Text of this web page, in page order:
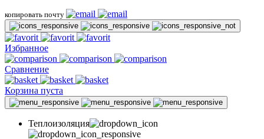
копировать почту
Избранное
Сравнение
Корзина пуста
Теплоизоляция